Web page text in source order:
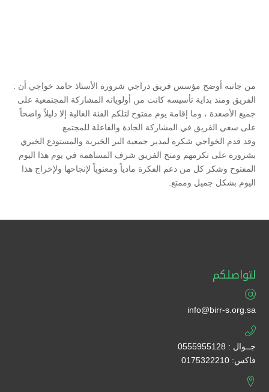
من جانبه أوضح مؤسس فريق دراجي شرورة الأستاذ حامد خواجي أن :
الفريق ومنذ بداية تأسيسه كانت من أولوياته المشاركة المجتمعية على
جميع الأصعدة ، وما إقامة يوم مفتوح لتلكم الفئة الغالية إلا دليلاً واضحاً
على سعي الفريق في المشاركة الجادة والفاعلة للمجتمع.
وقد قدم الخواجي شكره لمدير جمعية البر الخيرية والمستودع الخيري
بشرورة على تكرمهم ومنح الفريق شرف المساهمة في يوم هذا اليوم
المفتوح وشكر كل من دعم الفكرة مادياً ومعنوياً لإنجاحها ولإخراج هذا
اليوم بشكل جميل وممتع.
لتواصلكم
info@birr-s.org.sa
جــوال : 0555955128
فاكس: 0175322210